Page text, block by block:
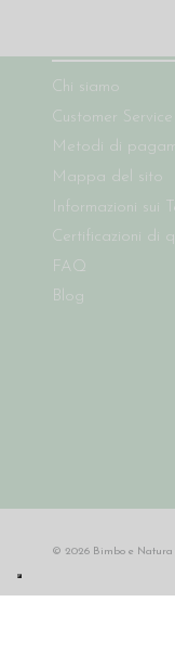
Chi siamo
Customer Service
Metodi di
Mappa del sito
Informazioni sui
Certificazioni di
FAQ
Blog
© 2026 Bimbo e Natura